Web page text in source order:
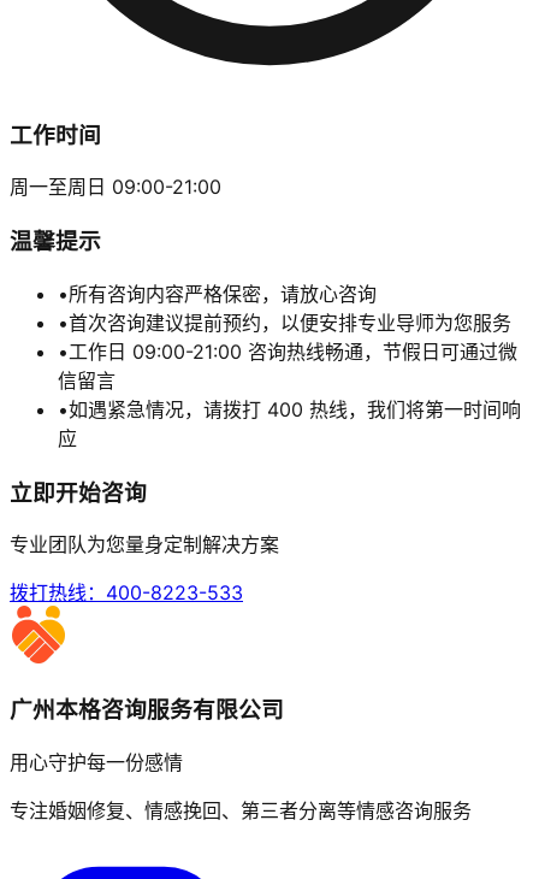
工作时间
周一至周日 09:00-21:00
温馨提示
•所有咨询内容严格保密，请放心咨询
•首次咨询建议提前预约，以便安排专业导师为您服务
•工作日 09:00-21:00 咨询热线畅通，节假日可通过微
信留言
•如遇紧急情况，请拨打 400 热线，我们将第一时间响
应
立即开始咨询
专业团队为您量身定制解决方案
拨打热线： 400-8223-533
广州本格咨询服务有限公司
用心守护每一份感情
专注婚姻修复、情感挽回、第三者分离等情感咨询服务